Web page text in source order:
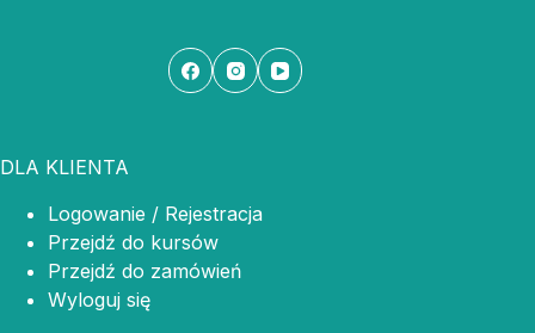
DLA KLIENTA
Logowanie / Rejestracja
Przejdź do kursów
Przejdź do zamówień
Wyloguj się